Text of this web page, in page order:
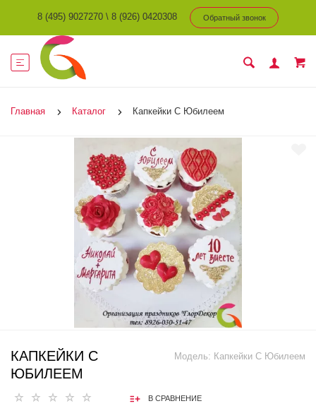
8 (495) 9027270 \ 8 (926) 0420308 Обратный звонок
Главная Каталог Капкейки С Юбилеем
Модель: Капкейки С Юбилеем
КАПКЕЙКИ С
ЮБИЛЕЕМ
В СРАВНЕНИЕ